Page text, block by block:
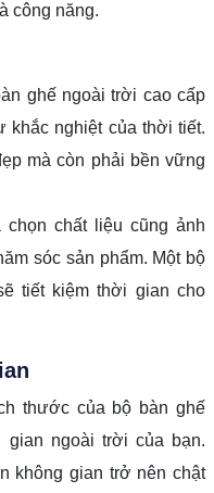
công năng.
ghế ngoài trời cao cấp
nghiệt của thời tiết.
mà còn phải bền vững
chọn chất liệu cũng ảnh
sóc sản phẩm. Một bộ
tiết kiệm thời gian cho
thước của bộ bàn ghế
ngoài trời của bạn.
không gian trở nên chật